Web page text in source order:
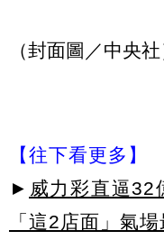
（封面圖／中央社
【往下看更多】
► 威力彩直逼32
「這2店面」氣